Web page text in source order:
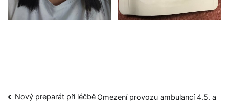
Nový preparát při léčběOmezení provozu ambulancí 4.5. a